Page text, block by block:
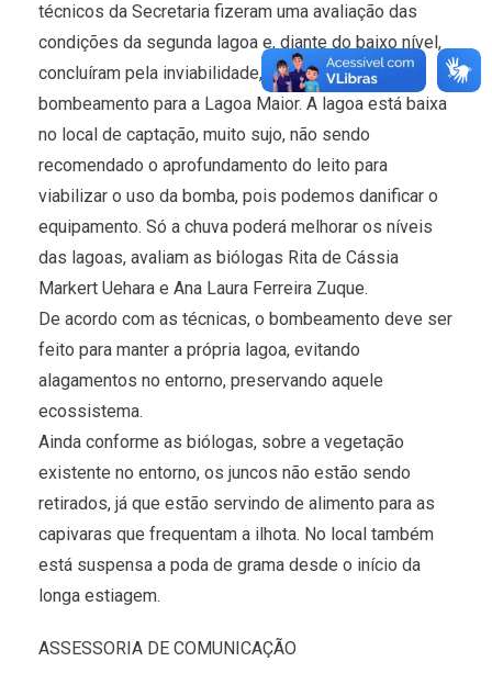
técnicos da Secretaria fizeram uma avaliação das
condições da segunda lagoa e, diante do baixo nível,
concluíram pela inviabilidade, neste momento, de
bombeamento para a Lagoa Maior. A lagoa está baixa
no local de captação, muito sujo, não sendo
recomendado o aprofundamento do leito para
viabilizar o uso da bomba, pois podemos danificar o
equipamento. Só a chuva poderá melhorar os níveis
das lagoas, avaliam as biólogas Rita de Cássia
Markert Uehara e Ana Laura Ferreira Zuque.
De acordo com as técnicas, o bombeamento deve ser
feito para manter a própria lagoa, evitando
alagamentos no entorno, preservando aquele
ecossistema.
Ainda conforme as biólogas, sobre a vegetação
existente no entorno, os juncos não estão sendo
retirados, já que estão servindo de alimento para as
capivaras que frequentam a ilhota. No local também
está suspensa a poda de grama desde o início da
longa estiagem.
ASSESSORIA DE COMUNICAÇÃO